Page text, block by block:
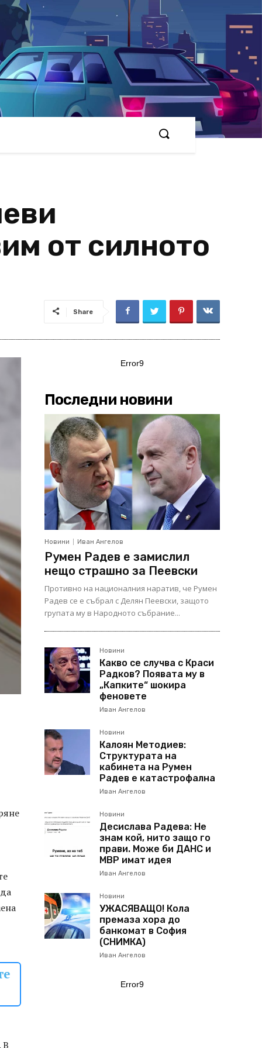
от силното
Share
В
Error9
Последни новини
Новини Иван Ангелов
Румен Радев е замислил
нещо страшно за Пеевски
Противно на националния наратив, че Румен
Радев се е събрал с Делян Пеевски, защото
групата му в Народното събрание...
Новини
Какво се случва с Краси
Радков? Появата му в
„Капките“ шокира
феновете
Иван Ангелов
Новини
Калоян Методиев:
Структурата на
кабинета на Румен
Радев е катастрофална
Иван Ангелов
Новини
Десислава Радева: Не
знам кой, нито защо го
прави. Може би ДАНС и
МВР имат идея
Иван Ангелов
Новини
УЖАСЯВАЩО! Кола
премаза хора до
банкомат в София
(СНИМКА)
Иван Ангелов
Error9